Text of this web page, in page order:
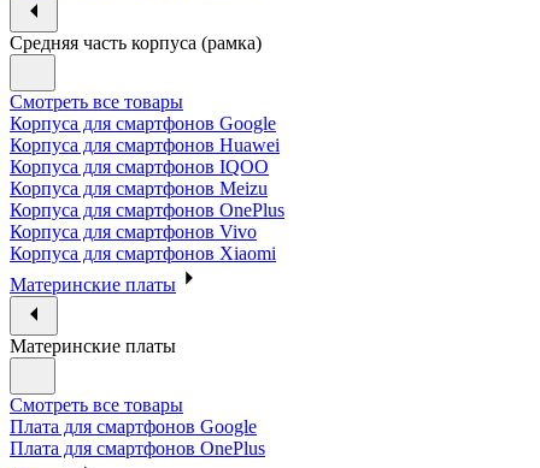
Средняя часть корпуса (рамка)
Смотреть все товары
Корпуса для смартфонов Google
Корпуса для смартфонов Huawei
Корпуса для смартфонов IQOO
Корпуса для смартфонов Meizu
Корпуса для смартфонов OnePlus
Корпуса для смартфонов Vivo
Корпуса для смартфонов Xiaomi
Материнские платы
Материнские платы
Смотреть все товары
Плата для смартфонов Google
Плата для смартфонов OnePlus